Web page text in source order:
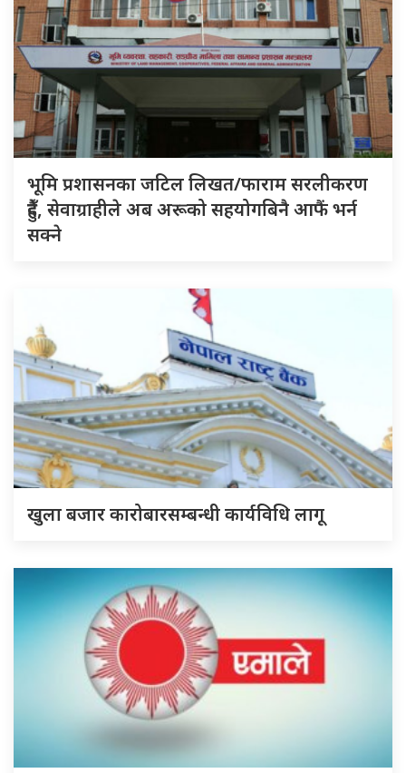
भूमि प्रशासनका जटिल लिखत/फाराम सरलीकरण
हुँदै, सेवाग्राहीले अब अरूको सहयोगबिनै आफैं भर्न
सक्ने
खुला बजार कारोबारसम्बन्धी कार्यविधि लागू